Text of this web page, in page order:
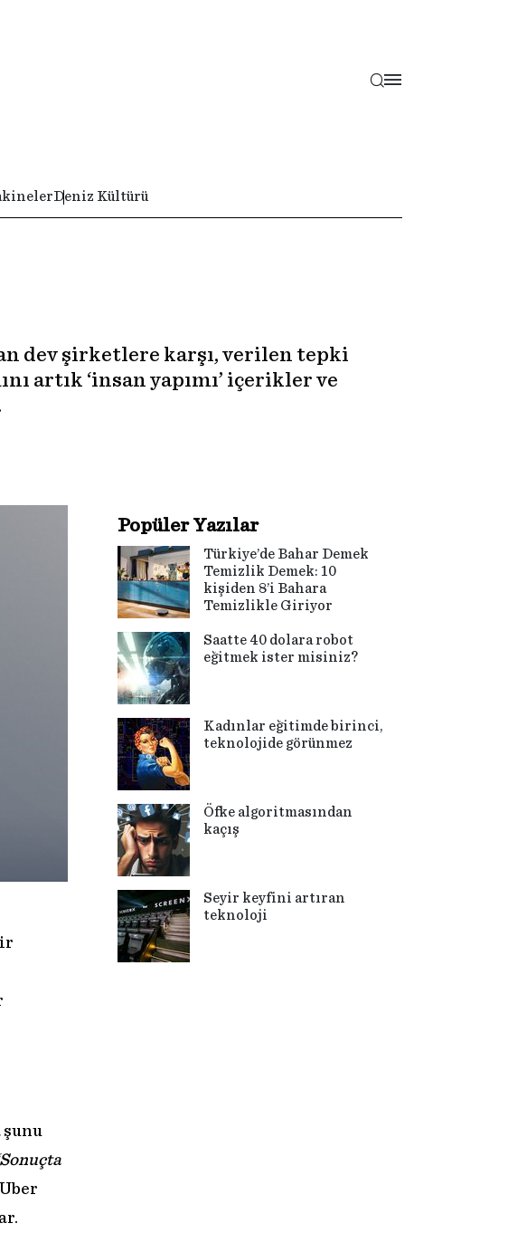
Deniz Kültürü
dev şirketlere karşı, verilen tepki
artık ‘insan yapımı’ içerikler ve
şunu
Popüler Yazılar
Türkiye’de Bahar Demek
Temizlik Demek: 10
kişiden 8’i Bahara
Temizlikle Giriyor
Saatte 40 dolara robot
eğitmek ister misiniz?
Kadınlar eğitimde birinci,
teknolojide görünmez
Öfke algoritmasından
kaçış
Seyir keyfini artıran
teknoloji